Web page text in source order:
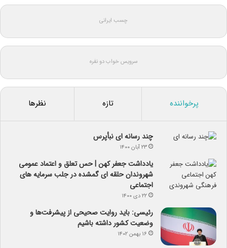
چسب ایرانی
سرویس خواب دو نفره
پرخواننده تازه نظرها
چند رسانه ای نبأپرس
۲۳ آبان ۱۴۰۰
یادداشت جعفر کهن | حس تعلق و اعتماد عمومی
شهروندان حلقه ای گمشده در جلب سرمایه های
اجتماعی
۲۲ دی ۱۴۰۰
رئیسی: باید روایت صحیحی از پیشرفت‌ها و
وضعیت کشور داشته باشیم
۱۶ بهمن ۱۴۰۲